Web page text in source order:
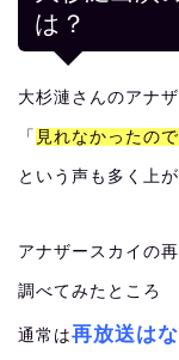
は？
大杉漣さんのアナ
「 見れなかったの
という声も多く上
アナザースカイの
調べてみたところ
通常は再放送は